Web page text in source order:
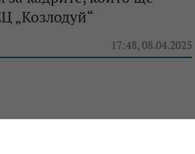
„Козлодуй“
17:48, 08.04.2025
важно
„Козлодуй“